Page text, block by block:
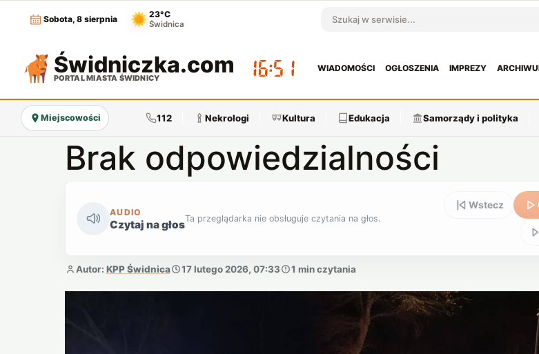
Sobota, 8 sierpnia
23°C
Świdnica Szukaj w serwisie
Świdniczka.com
PORTAL MIASTA ŚWIDNICY 16:51
WIADOMOŚCI OGŁOSZENIA IMPREZY
Miejscowości 112 Nekrologi Kultura Edukacja Samorządy i polityka
Brak odpowiedzialności
AUDIO
Czytaj na głosTa przeglądarka nie obsługuje czytania na głos.
Wstecz
Autor: KPP Świdnica 17 lutego 2026, 07:33 1 min czytania